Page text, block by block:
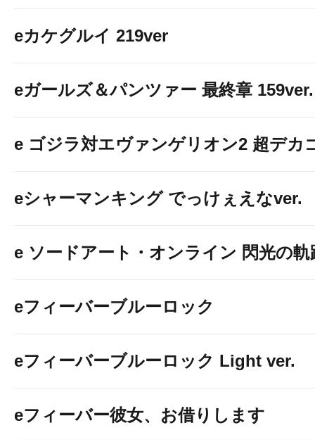
eカケグルイ 219ver
eガールズ＆パンツァー 最終章 159ver.
e ゴジラ対エヴァンゲリオン2 超デカ
eシャーマンキング でっけぇえなver.
e ソードアート・オンライン 閃光の軌
eフィーバーブルーロック
eフィーバーブルーロック Light ver.
eフィーバー彼女、お借りします